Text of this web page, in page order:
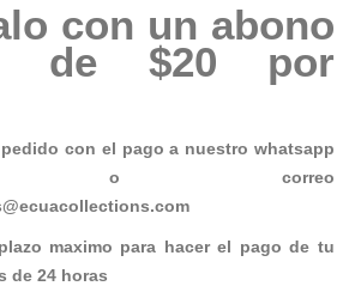
con un abono
de $20 por
con el pago a nuestro whatsapp
o correo
maximo para hacer el pago de tu
de 24 horas